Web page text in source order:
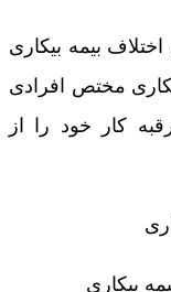
بیمه بیکاری
مختص افرادی
کار خود را از